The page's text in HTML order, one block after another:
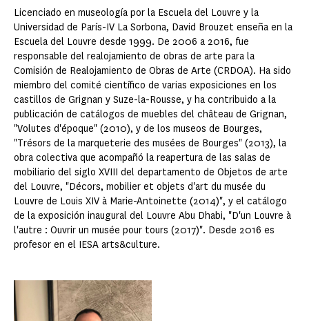
Licenciado en museología por la Escuela del Louvre y la
Universidad de París-IV La Sorbona, David Brouzet enseña en la
Escuela del Louvre desde 1999. De 2006 a 2016, fue
responsable del realojamiento de obras de arte para la
Comisión de Realojamiento de Obras de Arte (CRDOA). Ha sido
miembro del comité científico de varias exposiciones en los
castillos de Grignan y Suze-la-Rousse, y ha contribuido a la
publicación de catálogos de muebles del château de Grignan,
"Volutes d'époque" (2010), y de los museos de Bourges,
"Trésors de la marqueterie des musées de Bourges" (2013), la
obra colectiva que acompañó la reapertura de las salas de
mobiliario del siglo XVIII del departamento de Objetos de arte
del Louvre, "Décors, mobilier et objets d'art du musée du
Louvre de Louis XIV à Marie-Antoinette (2014)", y el catálogo
de la exposición inaugural del Louvre Abu Dhabi, "D'un Louvre à
l'autre : Ouvrir un musée pour tours (2017)". Desde 2016 es
profesor en el IESA arts&culture.